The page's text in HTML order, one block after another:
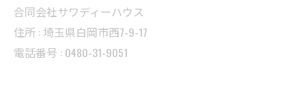
合同会社サワディーハウス
住所 : 埼玉県白岡市西7-9-17
電話番号 : 0480-31-9051